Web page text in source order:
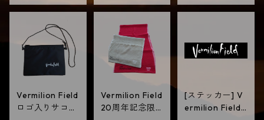
Vermilion Field
ロゴ入りサコッ
Vermilion Field
20周年記念限
[ステッカー] V
ermilion Field